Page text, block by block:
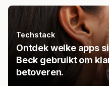
Techstack
Ontdek welke apps
Beck gebruikt om
betoveren.